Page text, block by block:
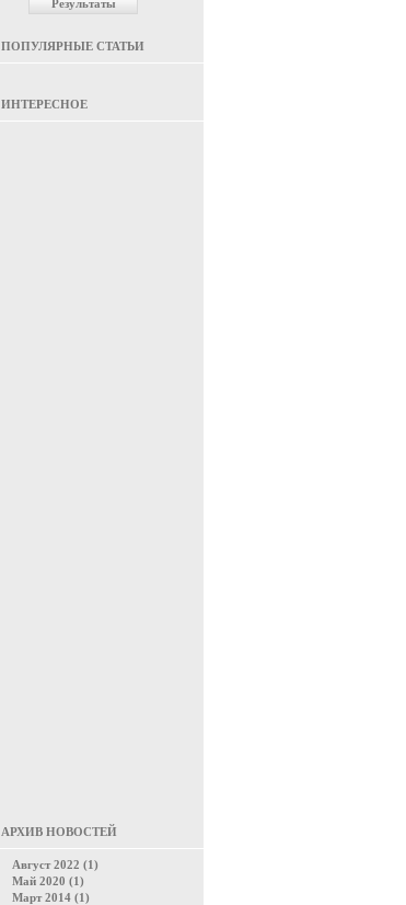
ПОПУЛЯРНЫЕ СТАТЬИ
ИНТЕРЕСНОЕ
АРХИВ НОВОСТЕЙ
Август 2022 (1)
Май 2020 (1)
Март 2014 (1)